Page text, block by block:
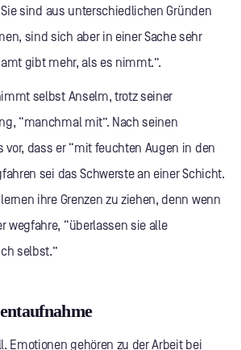
sind aus unterschiedlichen Gründen
sind sich aber in einer Sache sehr
gibt mehr, als es nimmt.”.
selbst Anselm, trotz seiner
“manchmal mit”. Nach seinen
dass er “mit feuchten Augen in den
sei das Schwerste an einer Schicht.
ihre Grenzen zu ziehen, denn wenn
wegfahre, “überlassen sie alle
selbst.”
Emotionen gehören zu der Arbeit bei